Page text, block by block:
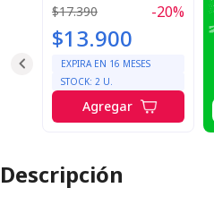
$17.390 -20%
$13.900
EXPIRA EN 16 MESES
STOCK: 2 U.
Agregar
Descripción